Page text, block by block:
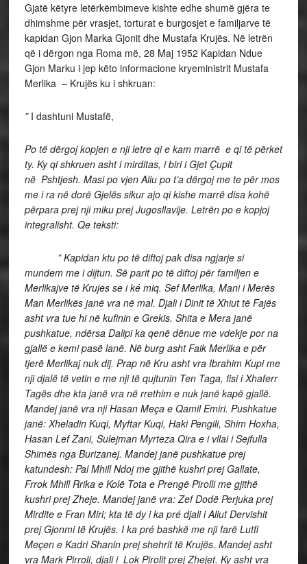
Gjatë këtyre letërkëmbimeve kishte edhe shumë gjëra te
dhimshme për vrasjet, torturat e burgosjet e familjarve të
kapidan Gjon Marka Gjonit dhe Mustafa Krujës. Në letrën
që i dërgon nga Roma më, 28 Maj 1952 Kapidan Ndue
Gjon Marku i jep këto informacione kryeministrit Mustafa
Merlika – Krujës ku i shkruan:
” I dashtuni Mustafë,
Po të dërgoj kopjen e nji letre qi e kam marrë e qi të përket
ty. Ky qi shkruen asht i mirditas, i biri i Gjet Çupit
në Pshtjesh. Masi po vjen Aliu po t’a dërgoj me te për mos
me i ra në dorë Gjelës sikur ajo qi kishe marrë disa kohë
përpara prej nji miku prej Jugosllavije. Letrën po e kopjoj
integralisht. Qe teksti:
”Kapidan ktu po të diftoj pak disa ngjarje si
mundem me i dijtun. Së parit po të diftoj për familjen e
Merlikajve të Krujes se i ké miq. Sef Merlika, Mani i Merës
Man Merlikës janë vra në mal. Djali i Dinit të Xhiut të Fajës
asht vra tue hi në kufinin e Grekis. Shita e Mera janë
pushkatue, ndërsa Dalipi ka qenë dënue me vdekje por na
gjallë e kemi pasë lanë. Në burg asht Faik Merlika e për
tjerë Merlikaj nuk dij. Prap në Kru asht vra Ibrahim Kupi me
nji djalë të vetin e me nji të qujtunin Ten Taga, fisi i Xhaferr
Tagës dhe kta janë vra në rrethim e nuk janë kapë gjallë.
Mandej janë vra nji Hasan Meça e Qamil Emiri. Pushkatue
janë: Xheladin Kuqi, Myftar Kuqi, Haki Pengili, Shim Hoxha,
Hasan Lef Zani, Sulejman Myrteza Qira e i vllai i Sejfulla
Shimës nga Burizanej. Mandej janë pushkatue prej
katundesh: Pal Mhill Ndoj me gjithë kushri prej Gallate,
Frrok Mhill Rrika e Kolë Tota e Prengë Pirolli me gjithë
kushri prej Zheje. Mandej janë vra: Zef Dodë Perjuka prej
Mirdite e Fran Miri; kta të dy i ka pré djali i Aliut Dervishit
prej Gjonmi të Krujës. I ka pré bashkë me nji farë Lutfi
Meçen e Kadri Shanin prej shehrit të Krujës. Mandej asht
vra Mark Pirroli, djali i Lok Pirolit prej Zhejet. Ky asht vra